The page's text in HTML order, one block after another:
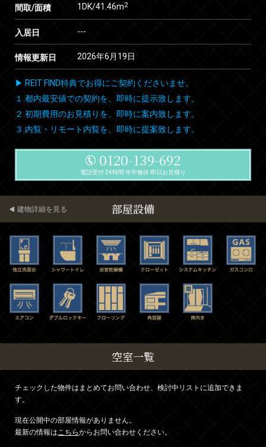
間取/面積 1DK/41.46m2
入居日 ---
情報更新日 2026年6月19日
▶ REIT FIND特典でお得にご契約くださいませ。
１.都内最安値での契約を、即時に提示致します。
２.初期費用のお見積りを、即時に案内致します。
３.内覧・リモート内覧を、即時に提案致します。
0120-139-692
電話受付 24時間 年中無休 即日お見積り
部屋設備
建物詳細を見る
空室一覧
チェックした物件はまとめてお問い合わせ、検討中リストに追加できま
す。
現在公開中の部屋情報がありません。
最新の情報はこちらからお問い合わせください。